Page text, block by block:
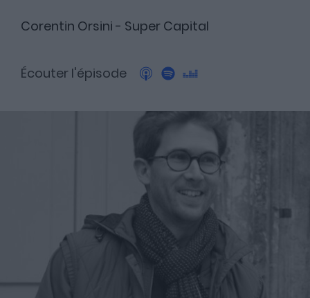
A propos
Merci à notre partenaire !
Découvrez Fundora,
la plateforme qui démocratise l’investissement en private
equity et en dette privée.
Corentin Orsini - Super Capital
Écouter l'épisode